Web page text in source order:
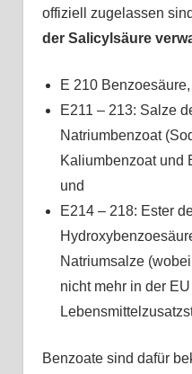
offiziell zugelassen
der Salicylsäure
E 210 Benzoesäure,
E211 – 213: Salze
Natriumbenzoat
Kaliumbenzoat und
und
E214 – 218: Ester
Natriumsalze
nicht mehr in der
Benzoate sind dafür